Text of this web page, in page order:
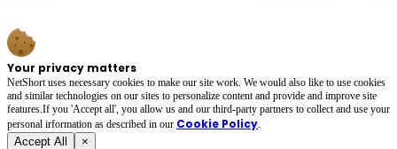
Your privacy matters
NetShort uses necessary cookies to make our site work. We would also like to use cookies
and similar technologies on our sites to personalize content and provide and improve site
features.If you 'Accept all', you allow us and our third-party partners to collect and use your
personal irformation as described in our Cookie Policy.
Accept All ×